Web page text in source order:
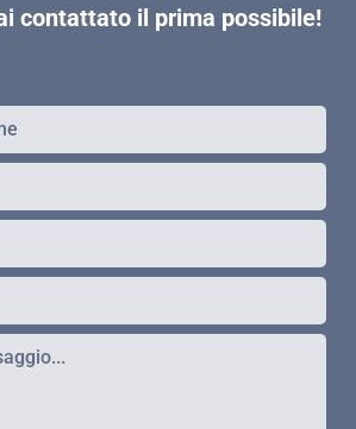
contattato il prima possibile!